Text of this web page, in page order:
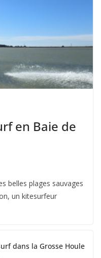
en Baie de
belles plages sauvages
un kitesurfeur
dans la Grosse Houle